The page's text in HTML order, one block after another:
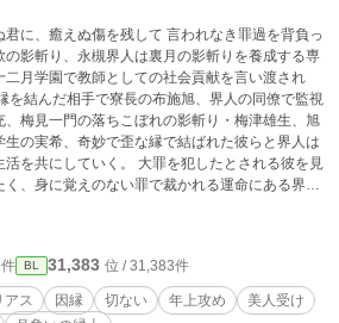
えぬ傷を残して 言われなき罪過を背負っ
の影斬り、永槻界人は裏月の影斬りを養成する専
二月学園で教師としての社会貢献を言い渡され
、梅見一門の落ちこぼれの影斬り・梅津雄生、旭
生の実希、奇妙で歪な縁で結ばれた彼らと界人は
ていく。 大罪を犯したとされる彼を見
く、身に覚えのない罪で裁かれる運命にある界人
尽くして守り通した弟・郁のことが気がかりな
界人は己の罪の正体へ近づいていく。
BL 31,383 位 / 31,383件
アス 因縁 切ない 年上攻め
美人受け